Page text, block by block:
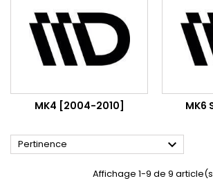
MK4 [2004-2010] MK6
Pertinence 
Affichage 1-9 de 9